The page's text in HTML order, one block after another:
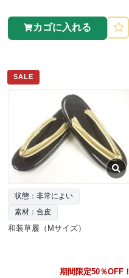
カゴに入れる
SALE
状態：非常によい
素材：合皮
和装草履（Mサイズ）
期間限定50％OFF！